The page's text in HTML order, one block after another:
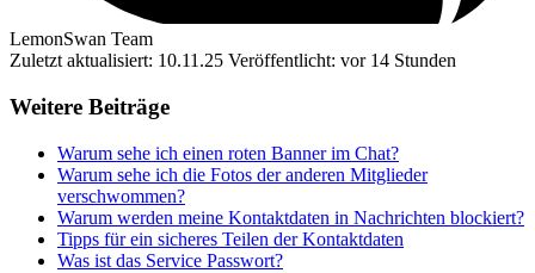
LemonSwan Team
Zuletzt aktualisiert: 10.11.25 Veröffentlicht: vor 14 Stunden
Weitere Beiträge
Warum sehe ich einen roten Banner im Chat?
Warum sehe ich die Fotos der anderen Mitglieder
verschwommen?
Warum werden meine Kontaktdaten in Nachrichten blockiert?
Tipps für ein sicheres Teilen der Kontaktdaten
Was ist das Service Passwort?